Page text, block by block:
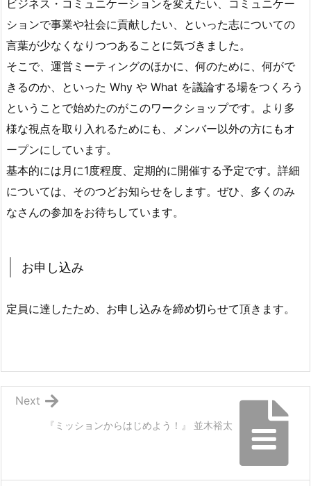
ビジネス・コミュニケーションを変えたい、コミュニケー
ションで事業や社会に貢献したい、といった志についての
言葉が少なくなりつつあることに気づきました。
そこで、運営ミーティングのほかに、何のために、何がで
きるのか、といった Why や What を議論する場をつくろう
ということで始めたのがこのワークショップです。より多
様な視点を取り入れるためにも、メンバー以外の方にもオ
ープンにしています。
基本的には月に1度程度、定期的に開催する予定です。詳細
については、そのつどお知らせをします。ぜひ、多くのみ
なさんの参加をお待ちしています。
お申し込み
定員に達したため、お申し込みを締め切らせて頂きます。
『ミッションからはじめよう！』 並木裕太
Next